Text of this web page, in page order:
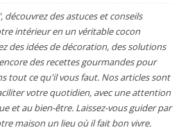
des astuces et conseils
intérieur en un véritable cocon
des idées de décoration, des solutions
des recettes gourmandes pour
tout ce qu'il vous faut. Nos articles sont
votre quotidien, avec une attention
et au bien-être. Laissez-vous guider par
maison un lieu où il fait bon vivre.